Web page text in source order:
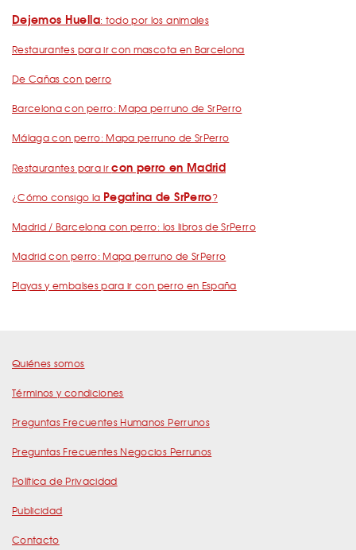
Dejemos Huella: todo por los animales
Restaurantes para ir con mascota en Barcelona
De Cañas con perro
Barcelona con perro: Mapa perruno de SrPerro
Málaga con perro: Mapa perruno de SrPerro
Restaurantes para ircon perro en Madrid
¿Cómo consigo la Pegatina de SrPerro?
Madrid / Barcelona con perro: los libros de SrPerro
Madrid con perro: Mapa perruno de SrPerro
Playas y embalses para ir con perro en España
Quiénes somos
Términos y condiciones
Preguntas Frecuentes Humanos Perrunos
Preguntas Frecuentes Negocios Perrunos
Política de Privacidad
Publicidad
Contacto